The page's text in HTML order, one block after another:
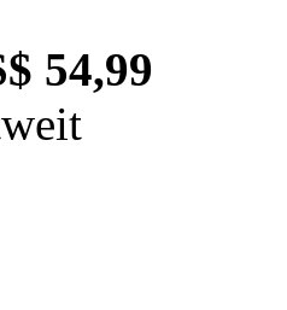
54,99